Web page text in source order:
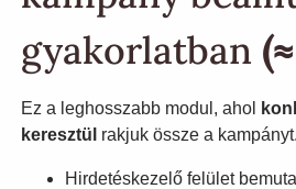
gyakorlatban
Ez a leghosszabb modul, ahol
keresztül rakjuk össze a kampányt.
Hirdetéskezelő felület